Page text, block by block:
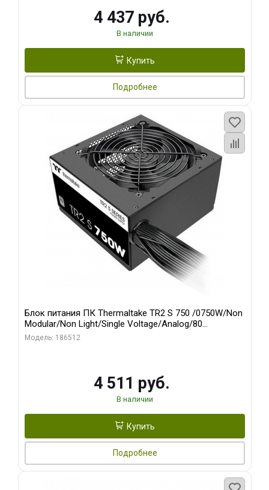
4 437 руб.
В наличии
Купить
Подробнее
Блок питания ПК Thermaltake TR2 S 750 /0750W/Non
Modular/Non Light/Single Voltage/Analog/80
Plus/EU/Non JP CAP/All Flat Cables
Модель: 186512
4 511 руб.
В наличии
Купить
Подробнее